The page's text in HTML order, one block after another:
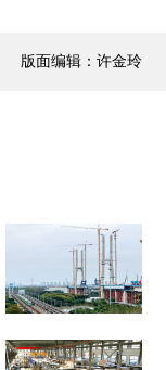
版面编辑：许金玲